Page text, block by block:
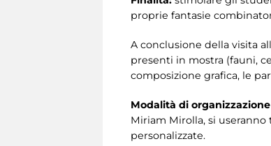
proprie fantasie
A conclusione della visita
presenti in mostra (fauni,
composizione grafica, le
Modalità di
Miriam Mirolla, si
personalizzate.